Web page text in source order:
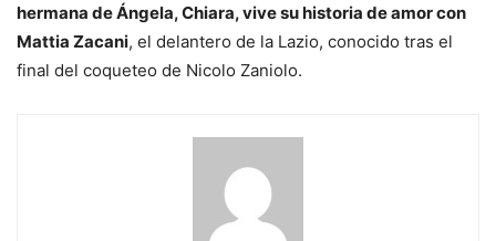
hermana de Ángela, Chiara, vive su historia de amor con
Mattia Zacani, el delantero de la Lazio, conocido tras el
final del coqueteo de Nicolo Zaniolo.